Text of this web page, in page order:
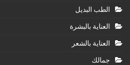
الطب البديل
العناية بالبشرة
العناية بالشعر
جمالك